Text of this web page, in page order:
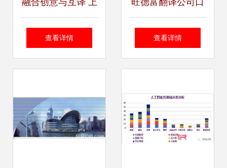
融合创意与互译 上
海市徐汇的翻译与
查看详情
旺德富翻译公司口
译服务成功案例 多
国际博览会
查看详情